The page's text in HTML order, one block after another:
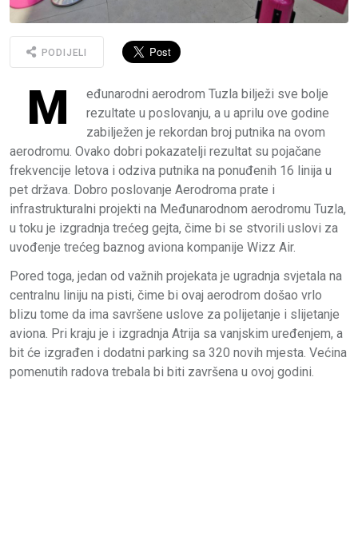
PODIJELI
M
eđunarodni aerodrom Tuzla bilježi sve bolje
rezultate u poslovanju, a u aprilu ove godine
zabilježen je rekordan broj putnika na ovom
aerodromu. Ovako dobri pokazatelji rezultat su pojačane
frekvencije letova i odziva putnika na ponuđenih 16 linija u
pet država. Dobro poslovanje Aerodroma prate i
infrastrukturalni projekti na Međunarodnom aerodromu Tuzla,
u toku je izgradnja trećeg gejta, čime bi se stvorili uslovi za
uvođenje trećeg baznog aviona kompanije Wizz Air.
Pored toga, jedan od važnih projekata je ugradnja svjetala na
centralnu liniju na pisti, čime bi ovaj aerodrom došao vrlo
blizu tome da ima savršene uslove za polijetanje i slijetanje
aviona. Pri kraju je i izgradnja Atrija sa vanjskim uređenjem, a
bit će izgrađen i dodatni parking sa 320 novih mjesta. Većina
pomenutih radova trebala bi biti završena u ovoj godini.